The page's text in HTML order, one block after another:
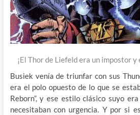
¡El Thor de Liefeld era un impostor
Busiek venía de triunfar con sus
era el polo opuesto de lo que se
Reborn”, y ese estilo clásico suyo
necesitaban con urgencia. Y por si